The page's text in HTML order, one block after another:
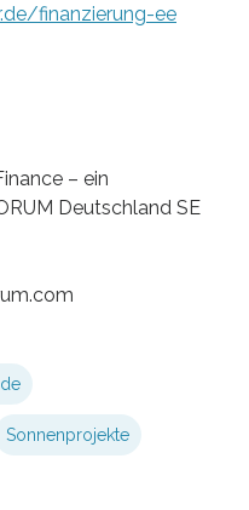
finanzierung-ee
– ein
Deutschland SE
Sonnenprojekte